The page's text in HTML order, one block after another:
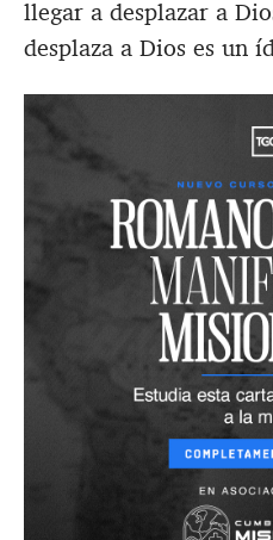
llegar a desplazar a
desplaza a Dios es un